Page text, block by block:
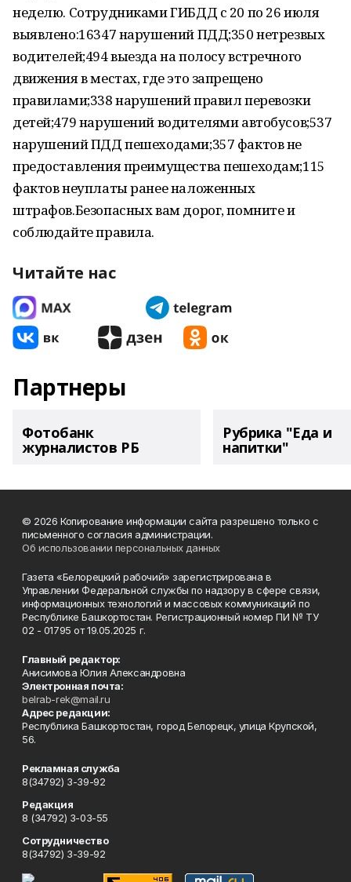
неделю. Сотрудниками ГИБДД с 20 по 26 июля
выявлено:16347 нарушений ПДД;350 нетрезвых
водителей;494 выезда на полосу встречного
движения в местах, где это запрещено
правилами;338 нарушений правил перевозки
детей;479 нарушений водителями автобусов;537
нарушений ПДД пешеходами;357 фактов не
предоставления преимущества пешеходам;115
фактов неуплаты ранее наложенных
штрафов.Безопасных вам дорог, помните и
соблюдайте правила.
Читайте нас
Партнеры
Фотобанк
журналистов РБ
Рубрика "Еда и
напитки"
© 2026 Копирование информации сайта разрешено только с
письменного согласия администрации.
Об использовании персональных данных
Газета «Белорецкий рабочий» зарегистрирована в
Управлении Федеральной службы по надзору в сфере связи,
информационных технологий и массовых коммуникаций по
Республике Башкортостан. Регистрационный номер ПИ № ТУ
02 - 01795 от 19.05.2025 г.
Главный редактор:
Анисимова Юлия Александровна
Электронная почта:
belrab-rek@mail.ru
Адрес редакции:
Республика Башкортостан, город Белорецк, улица Крупской,
56.
Рекламная служба
8(34792) 3-39-92
Редакция
8 (34792) 3-03-55
Сотрудничество
8(34792) 3-39-92